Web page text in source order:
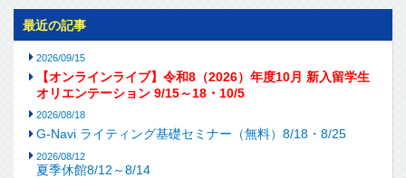
最近の記事
2026/09/15
【オンラインライブ】令和8（2026）年度10月 新入留学生
オリエンテーション 9/15～18・10/5
2026/08/18
G-Navi ライティング基礎セミナー（無料）8/18・8/25
2026/08/12
夏季休館8/12～8/14